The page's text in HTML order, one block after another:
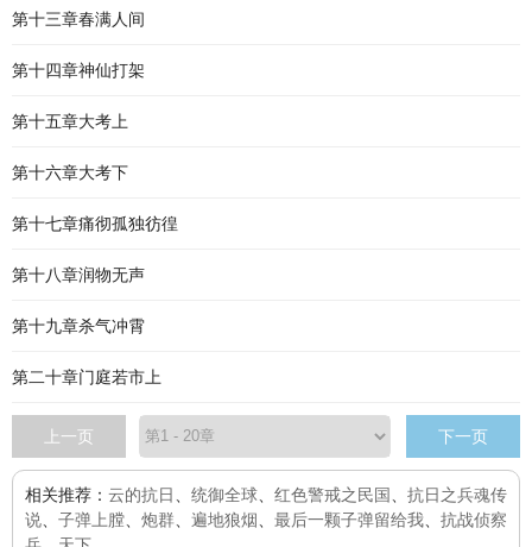
第十三章春满人间
第十四章神仙打架
第十五章大考上
第十六章大考下
第十七章痛彻孤独彷徨
第十八章润物无声
第十九章杀气冲霄
第二十章门庭若市上
上一页 下一页
相关推荐： 云的抗日 统御全球 红色警戒之民国
抗日之兵魂传
说
子弹上膛 炮群 遍地狼烟 最后一颗子弹留给我
抗战侦察